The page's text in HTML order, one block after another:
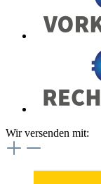
Wir versenden mit: